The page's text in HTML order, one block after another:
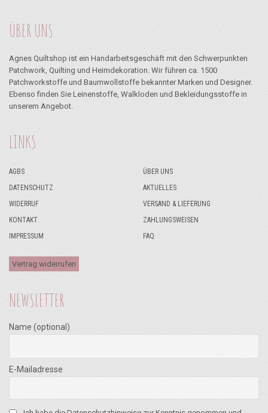
ÜBER UNS
Agnes Quiltshop ist ein Handarbeitsgeschäft mit den Schwerpunkten
Patchwork, Quilting und Heimdekoration. Wir führen ca. 1500
Patchworkstoffe und Baumwollstoffe bekannter Marken und Designer.
Ebenso finden Sie Leinenstoffe, Walkloden und Bekleidungsstoffe in
unserem Angebot.
LINKS
AGBS
DATENSCHUTZ
WIDERRUF
KONTAKT
IMPRESSUM
ÜBER UNS
AKTUELLES
VERSAND & LIEFERUNG
ZAHLUNGSWEISEN
FAQ
Vertrag widerrufen
NEWSLETTER
Name (optional)
E-Mailadresse